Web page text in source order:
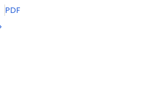
PDF